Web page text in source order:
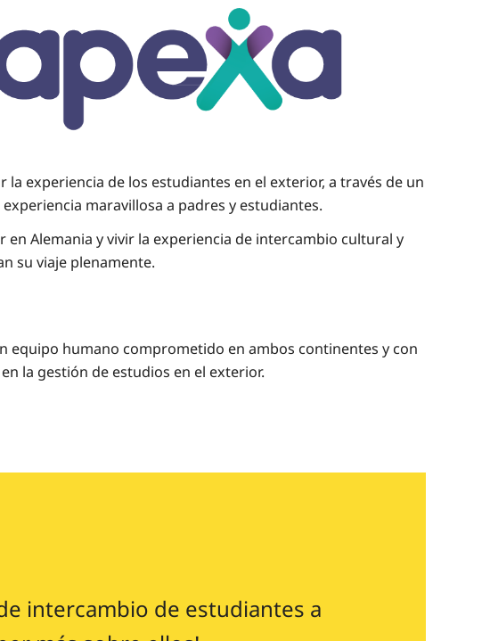
experiencia de los estudiantes en el exterior, a través de un
maravillosa a padres y estudiantes.
en Alemania y vivir la experiencia de intercambio cultural y
su viaje plenamente.
equipo humano comprometido en ambos continentes y con
la gestión de estudios en el exterior.
intercambio de estudiantes a